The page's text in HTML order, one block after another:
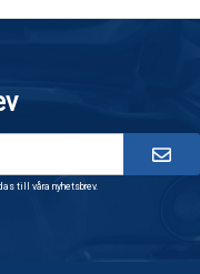
till våra nyhetsbrev.